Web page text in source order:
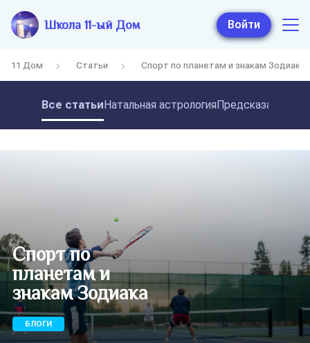
Школа 11-ый Дом Войти
11 Дом Статьи Спорт по планетам и знакам Зодиака
Все статьиНатальная астрология
Спорт по
планетам и
знакам Зодиака
БЛОГИ